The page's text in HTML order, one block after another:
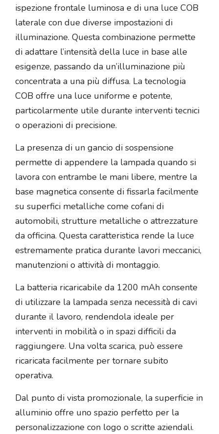
ispezione frontale luminosa e di una luce COB
laterale con due diverse impostazioni di
illuminazione. Questa combinazione permette
di adattare l’intensità della luce in base alle
esigenze, passando da un’illuminazione più
concentrata a una più diffusa. La tecnologia
COB offre una luce uniforme e potente,
particolarmente utile durante interventi tecnici
o operazioni di precisione.
La presenza di un gancio di sospensione
permette di appendere la lampada quando si
lavora con entrambe le mani libere, mentre la
base magnetica consente di fissarla facilmente
su superfici metalliche come cofani di
automobili, strutture metalliche o attrezzature
da officina. Questa caratteristica rende la luce
estremamente pratica durante lavori meccanici,
manutenzioni o attività di montaggio.
La batteria ricaricabile da 1200 mAh consente
di utilizzare la lampada senza necessità di cavi
durante il lavoro, rendendola ideale per
interventi in mobilità o in spazi difficili da
raggiungere. Una volta scarica, può essere
ricaricata facilmente per tornare subito
operativa.
Dal punto di vista promozionale, la superficie in
alluminio offre uno spazio perfetto per la
personalizzazione con logo o scritte aziendali.